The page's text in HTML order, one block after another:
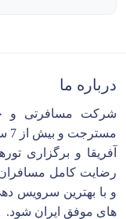
درباره ما
شرکت مسافرتی و
آفریقا و برگزاری
رضایت کامل
و با بهترین سرویس
های موفق ایران شود.